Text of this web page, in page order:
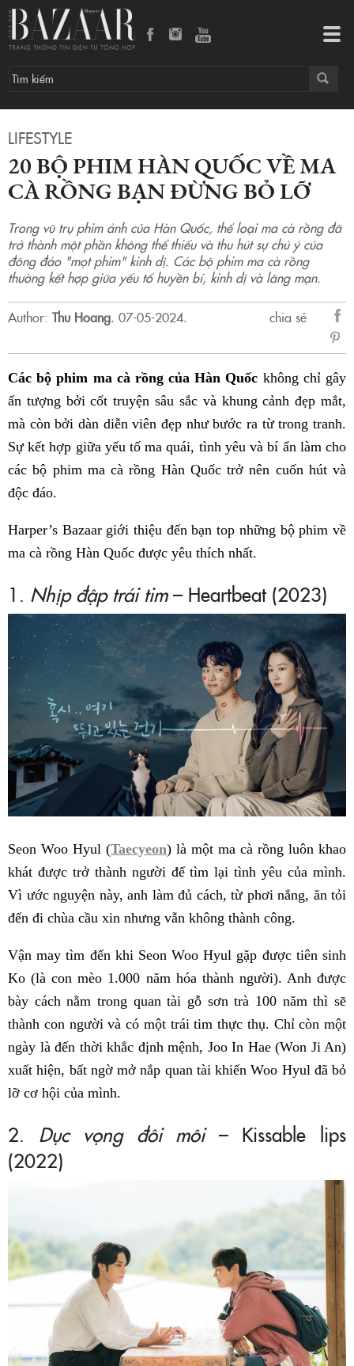
LIFESTYLE
20 BỘ PHIM HÀN QUỐC VỀ MA
CÀ RỒNG BẠN ĐỪNG BỎ LỠ
Trong vũ trụ phim ảnh của Hàn Quốc, thể loại ma cà rồng đã
trở thành một phần không thể thiếu và thu hút sự chú ý của
đông đảo "mọt phim" kinh dị. Các bộ phim ma cà rồng
thường kết hợp giữa yếu tố huyền bí, kinh dị và lãng mạn.
Author: Thu Hoang. 07-05-2024.
chia sẻ
sẻ
Các bộ phim ma cà rồng của Hàn Quốc không chỉ gây
ấn tượng bởi cốt truyện sâu sắc và khung cảnh đẹp mắt,
mà còn bởi dàn diễn viên đẹp như bước ra từ trong tranh.
Sự kết hợp giữa yếu tố ma quái, tình yêu và bí ẩn làm cho
các bộ phim ma cà rồng Hàn Quốc trở nên cuốn hút và
độc đáo.
Harper’s Bazaar giới thiệu đến bạn top những bộ phim về
ma cà rồng Hàn Quốc được yêu thích nhất.
1. Nhịp đập trái tim– Heartbeat (2023)
Seon Woo Hyul (Taecyeon) là một ma cà rồng luôn khao
khát được trở thành người để tìm lại tình yêu của mình.
Vì ước nguyện này, anh làm đủ cách, từ phơi nắng, ăn tỏi
đến đi chùa cầu xin nhưng vẫn không thành công.
Vận may tìm đến khi Seon Woo Hyul gặp được tiên sinh
Ko (là con mèo 1.000 năm hóa thành người). Anh được
bày cách nằm trong quan tài gỗ sơn trà 100 năm thì sẽ
thành con người và có một trái tim thực thụ. Chỉ còn một
ngày là đến thời khắc định mệnh, Joo In Hae (Won Ji An)
xuất hiện, bất ngờ mở nắp quan tài khiến Woo Hyul đã bỏ
lỡ cơ hội của mình.
2. Dục vọng đôi môi– Kissable lips
(2022)
20 bộ phim Hàn Quốc về ma cà rồng bạn đừng bỏ lỡ